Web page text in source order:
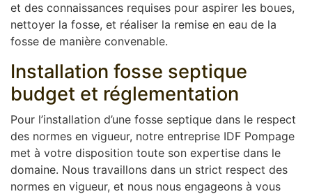
et des connaissances requises pour aspirer les boues,
nettoyer la fosse, et réaliser la remise en eau de la
fosse de manière convenable.
Installation fosse septique
budget et réglementation
Pour l’installation d’une fosse septique dans le respect
des normes en vigueur, notre entreprise IDF Pompage
met à votre disposition toute son expertise dans le
domaine. Nous travaillons dans un strict respect des
normes en vigueur, et nous nous engageons à vous